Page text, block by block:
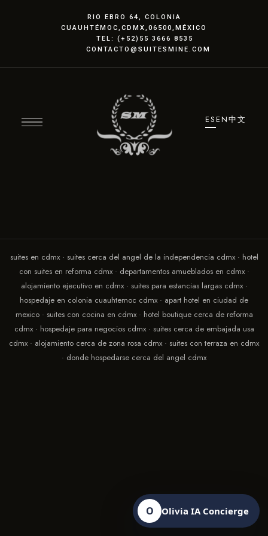
RIO EBRO 64, COLONIA
CUAUHTÉMOC,CDMX,06500,MÉXICO
TEL: (+52)55 3666 8535
CONTACTO@SUITESMINE.COM
ESEN中文
suites en cdmx · suites cerca del angel de la independencia cdmx · hotel
con suites en reforma cdmx · departamentos amueblados en cdmx ·
alojamiento ejecutivo en cdmx · suites para estancias largas cdmx ·
hospedaje en colonia cuauhtemoc cdmx · apart hotel en ciudad de
mexico · suites con cocina en cdmx · hotel boutique cerca de reforma
cdmx · hospedaje para negocios cdmx · suites cerca de embajada usa
cdmx · alojamiento cerca de zona rosa cdmx · suites con terraza en cdmx
· donde hospedarse cerca del angel cdmx
O Olivia IA Concierge